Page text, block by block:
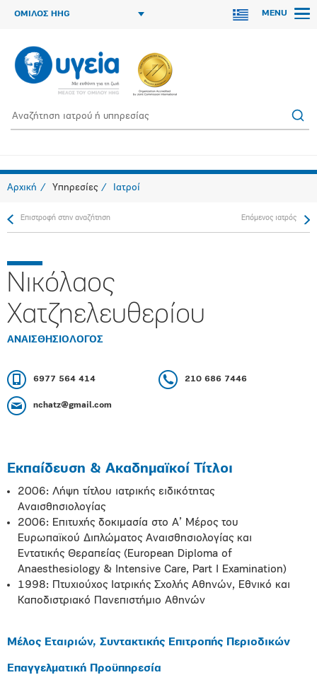
ΟΜΙΛΟΣ HHG MENU
Αρχική Υπηρεσίες Ιατροί
Επιστροφή στην αναζήτηση Επόμενος ιατρός
Νικόλαος
Χατζηελευθερίου
ΑΝΑΙΣΘΗΣΙΟΛΟΓΟΣ
6977 564 414 210 686 7446
nchatz@gmail.com
Εκπαίδευση & Ακαδημαϊκοί Τίτλοι
2006: Λήψη τίτλου ιατρικής ειδικότητας
Αναισθησιολογίας
2006: Επιτυχής δοκιμασία στο Α’ Μέρος του
Ευρωπαϊκού Διπλώματος Αναισθησιολογίας και
Εντατικής Θεραπείας (European Diploma of
Anaesthesiology & Intensive Care, Part I Examination)
1998: Πτυχιούχος Ιατρικής Σχολής Αθηνών, Εθνικό και
Καποδιστριακό Πανεπιστήμιο Αθηνών
Μέλος Εταιριών, Συντακτικής Επιτροπής Περιοδικών
Επαγγελματική Προϋπηρεσία